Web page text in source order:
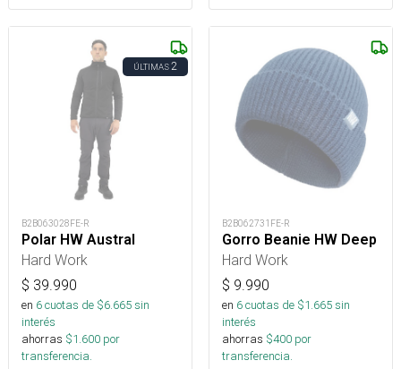
ÚLTIMAS2
B2B063028FE-R
Polar HW Austral
Hard Work
$ 39.990
en 6cuotas de $6.665sin
interés
ahorras $1.600 por
transferencia.
B2B062731FE-R
Gorro Beanie HW Deep
Hard Work
$ 9.990
en 6cuotas de $1.665sin
interés
ahorras $400 por
transferencia.